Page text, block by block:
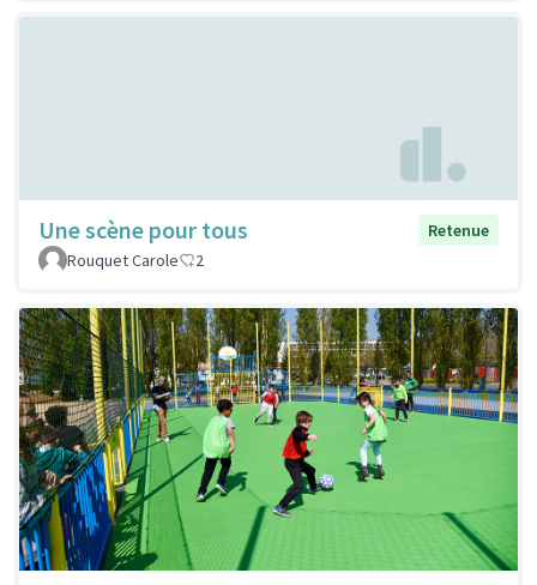
Une scène pour tous
Retenue
Rouquet Carole
2